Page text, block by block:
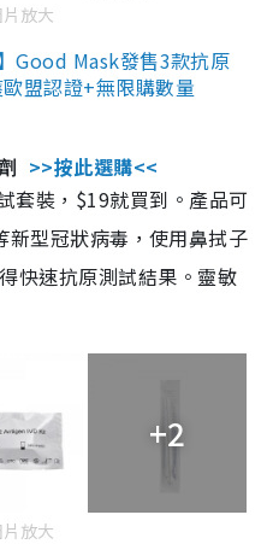
放大
Good Mask發售3款抗原
盟認證+無限購數量
>>按此選購<<
套裝，$19就買到。產品可
型冠狀病毒，使用鼻拭子
快速抗原測試結果。靈敏
+2
放大